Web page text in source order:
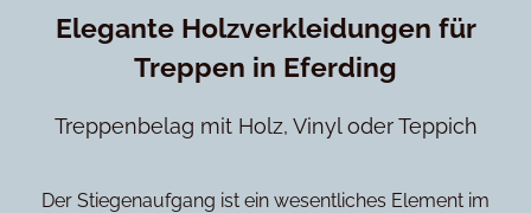
Elegante Holzverkleidungen für
Treppen in Eferding
Treppenbelag mit Holz, Vinyl oder Teppich
Der Stiegenaufgang ist ein wesentliches Element im